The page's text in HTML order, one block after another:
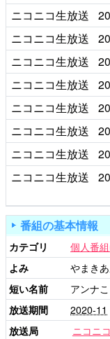
ニコニコ生放送
ニコニコ生放送
ニコニコ生放送
ニコニコ生放送
ニコニコ生放送
ニコニコ生放送
ニコニコ生放送
ニコニコ生放送
番組の基本情報
カテゴリ
個人番
よみ
やまき
短い名前
アンナ
放送期間
2020-11
放送局
ニコニ